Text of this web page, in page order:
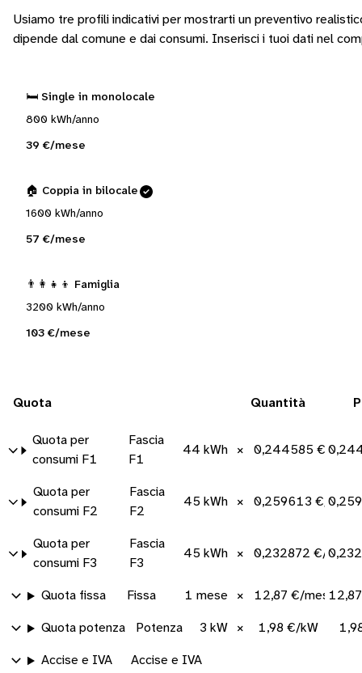
Usiamo tre profili indicativi per mostrarti un preventivo
dipende dal comune e dai consumi. Inserisci i tuoi dati nel
🛏️ Single in monolocale
800 kWh/anno
39 €/mese
🏠 Coppia in bilocale
1600 kWh/anno
57 €/mese
👨‍👩‍👧‍👦 Famiglia
3200 kWh/anno
103 €/mese
Quota Quantità
Quota per
consumi F1
Fascia
F1
44 kWh × 0,244585 €/kWh
Quota per
consumi F2
Fascia
F2
45 kWh × 0,259613 €/kWh
Quota per
consumi F3
Fascia
F3
45 kWh × 0,232872 €/kWh
Quota fissa Fissa 1 mese × 12,87 €/mese
Quota potenza Potenza 3 kW × 1,98 €/kW
Accise e IVA Accise e IVA